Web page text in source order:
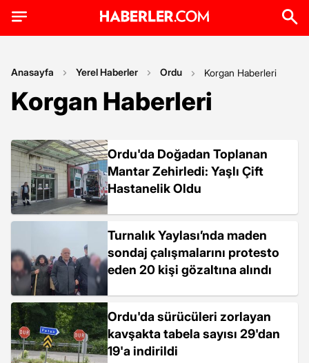
Anasayfa Yerel Haberler Ordu Korgan Haberleri
Korgan Haberleri
Ordu'da Doğadan Toplanan
Mantar Zehirledi: Yaşlı Çift
Hastanelik Oldu
Turnalık Yaylası’nda maden
sondaj çalışmalarını protesto
eden 20 kişi gözaltına alındı
Ordu'da sürücüleri zorlayan
kavşakta tabela sayısı 29'dan
19'a indirildi